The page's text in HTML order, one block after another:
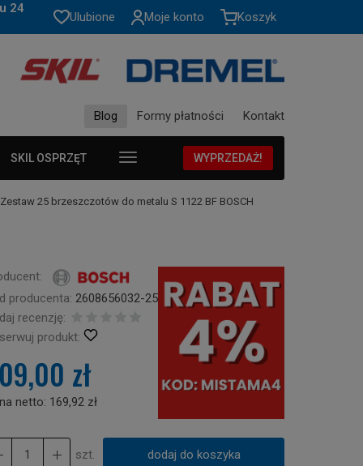
24
Ulubione Moje konto Koszyk
Blog Formy płatności Kontakt
SKIL OSPRZĘT WYPRZEDAŻ!
Zestaw 25 brzeszczotów do metalu S 1122 BF BOSCH
producenta: 2608656032-25
recenzję:
produkt:
zł
netto: 169,92 zł
szt. dodaj do koszyka